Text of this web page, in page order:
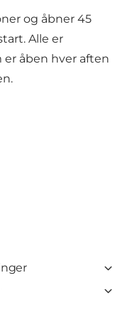
og åbner 45
Alle er
åben hver aften